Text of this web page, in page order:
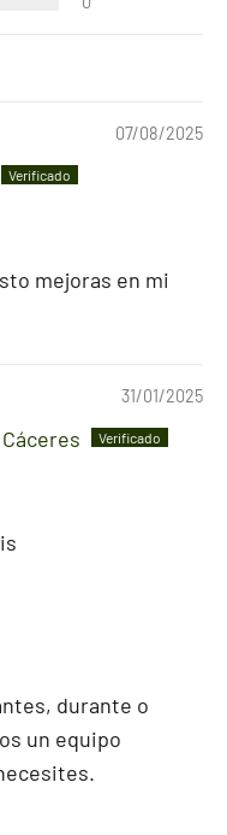
07/08/2025
mejoras en mi
31/01/2025
durante o
un equipo